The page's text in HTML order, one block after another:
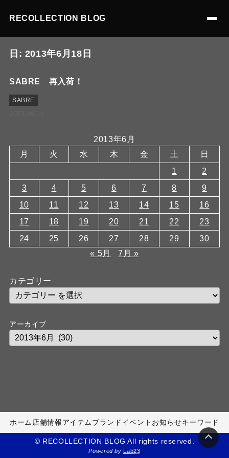
RECOLLECTION BLOG
日: 2013年6月18日
SABRE 再入荷！
SABRE
2013年6月
月
火 水 木 金 土
日
1
2
3
4 5 6 7 8
9
10
11 12 13 14 15
16
17
18 19 20 21 22
23
24
25 26 27 28 29
30
« 5月
7月 »
カテゴリー
アーカイブ
ホーム 店舗情報アイテムブランド イベント お知らせキーワード
© RECOLLECTION BLOG All rights reserved.
Powered byLab23